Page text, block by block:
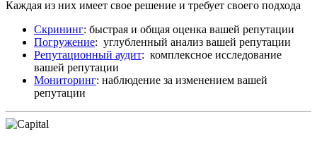
Каждая из них имеет свое решение и требует своего подхода
Скрининг: быстрая и общая оценка вашей репутации
Погружение: углубленный анализ вашей репутации
Репутационный аудит: комплексное исследование
вашей репутации
Мониторинг: наблюдение за изменением вашей
репутации